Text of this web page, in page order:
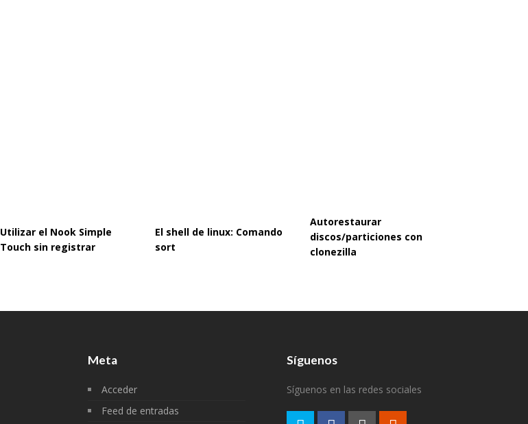
Utilizar el Nook Simple
Touch sin registrar
El shell de linux: Comando
sort
Autorestaurar
discos/particiones con
clonezilla
Meta
Acceder
Feed de entradas
Síguenos
Síguenos en las redes sociales